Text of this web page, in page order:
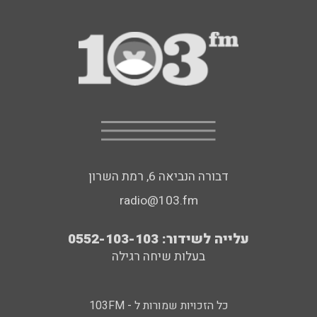
דבורה הנביאה 6, רמת השרון
radio@103.fm
עלייה לשידור: 0552-103-103
בעלות שיחה רגילה
כל הזכויות שמורות ל - 103FM